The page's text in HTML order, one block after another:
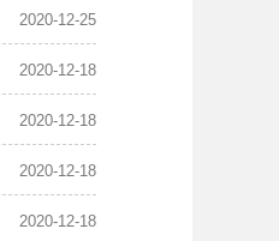
2020-12-25
2020-12-18
2020-12-18
2020-12-18
2020-12-18